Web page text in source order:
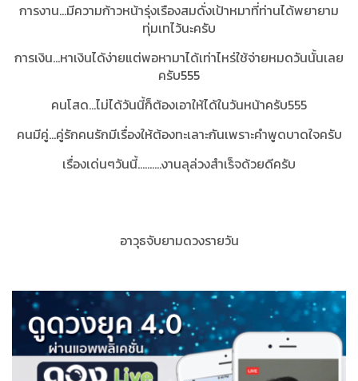
การงาน...มีความก้าวหน้ารุ่งเรืองสมดั่งเป้าหมาที่ท่านได้พยายาม
ทุ่มเทไว้นะครับ
การเงิน...หาเงินได้ง่ายแต่พอหามาได้เท่าไหร่ใช้จ่ายหมดวันนั้นเลย
ครับ555
คนโสด...ไม่ได้วันนี้ก็ต้องเอาให้ได้ในวันหน้าครับ555
คนมีคู่...คู่รักคนรักมีเรื่องให้ต้องทะเลาะกันเพราะคำพูดบาดใจครับ
เรื่องเด่นๆวันนี้..........งานลุล่วงสำเร็จด้วยดีครับ
อาวุธจับยามดวงรายวัน